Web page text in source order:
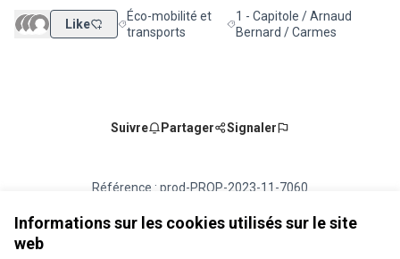
Informations sur les cookies utilisés sur le site
web
Like Filtrer les résultats de la catégorie : Éco-mobilité
Éco-mobilité et
transports
Filtrer les résultats pour le
1 - Capitole / Arnaud
Bernard / Carmes
Suivre Partager Signaler
Référence : prod-PROP-2023-11-7060
Vérifiez l'empreinte numérique